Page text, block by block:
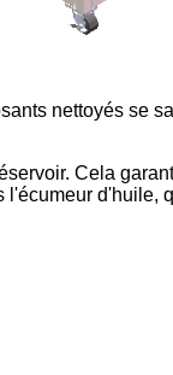
nettoyés se
Cela
l'écumeur d'huile,